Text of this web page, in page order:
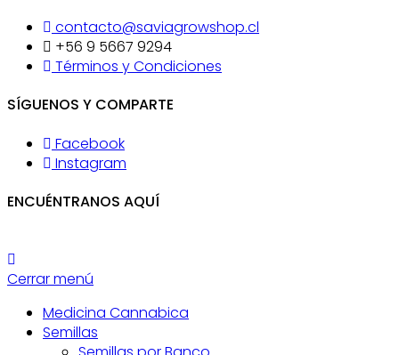
contacto@saviagrowshop.cl
+56 9 5667 9294
Términos y Condiciones
SÍGUENOS Y COMPARTE
Facebook
Instagram
ENCUÉNTRANOS AQUÍ
Cerrar menú
Medicina Cannabica
Semillas